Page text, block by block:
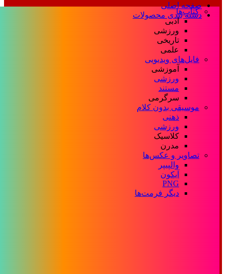
صفحه اصلی
دسته بندی محصولات
کتاب‌ها
ادبی
ورزشی
تاریخی
علمی
فایل‌های ویدیویی
آموزشی
ورزشی
مستند
سرگرمی
موسیقی بدون کلام
ذهنی
ورزشی
کلاسیک
مدرن
تصاویر و عکس‌ها
والپیپر
آیکون
PNG
دیگر فرمت‌ها